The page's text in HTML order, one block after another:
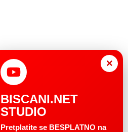
×
BISCANI.NET
STUDIO
Pretplatite se BESPLATNO na